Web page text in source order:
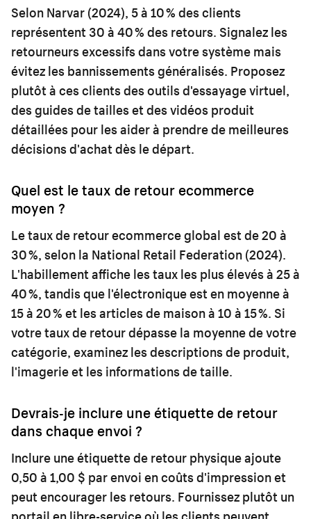
Selon Narvar (2024), 5 à 10 % des clients
représentent 30 à 40 % des retours. Signalez les
retourneurs excessifs dans votre système mais
évitez les bannissements généralisés. Proposez
plutôt à ces clients des outils d'essayage virtuel,
des guides de tailles et des vidéos produit
détaillées pour les aider à prendre de meilleures
décisions d'achat dès le départ.
Quel est le taux de retour ecommerce
moyen ?
Le taux de retour ecommerce global est de 20 à
30 %, selon la National Retail Federation (2024).
L'habillement affiche les taux les plus élevés à 25 à
40 %, tandis que l'électronique est en moyenne à
15 à 20 % et les articles de maison à 10 à 15 %. Si
votre taux de retour dépasse la moyenne de votre
catégorie, examinez les descriptions de produit,
l'imagerie et les informations de taille.
Devrais-je inclure une étiquette de retour
dans chaque envoi ?
Inclure une étiquette de retour physique ajoute
0,50 à 1,00 $ par envoi en coûts d'impression et
peut encourager les retours. Fournissez plutôt un